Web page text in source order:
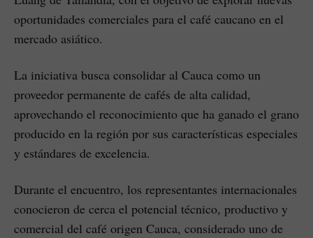
oportunidades comerciales para el café caucano en el
mercado asiático.
La iniciativa busca consolidar al Cauca como un
proveedor permanente de cafés de alta calidad,
aprovechando el reconocimiento que ha ganado el grano
producido en la región por sus características especiales
y estándares de excelencia.
Durante el encuentro, los representantes internacionales
conocieron de cerca el potencial técnico, productivo y
comercial del café origen Cauca, considerado uno de